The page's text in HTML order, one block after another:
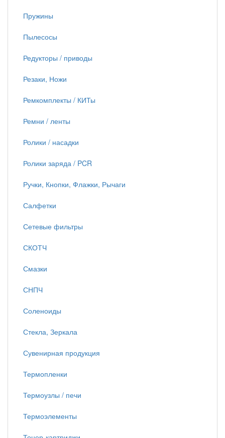
Пружины
Пылесосы
Редукторы / приводы
Резаки, Ножи
Ремкомплекты / КИТы
Ремни / ленты
Ролики / насадки
Ролики заряда / PCR
Ручки, Кнопки, Флажки, Рычаги
Салфетки
Сетевые фильтры
СКОТЧ
Смазки
СНПЧ
Соленоиды
Стекла, Зеркала
Сувенирная продукция
Термопленки
Термоузлы / печи
Термоэлементы